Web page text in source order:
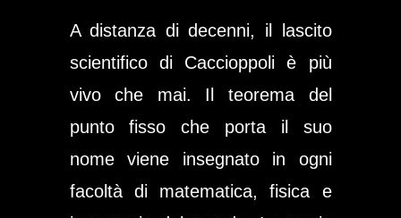
A distanza di decenni, il lascito
scientifico di Caccioppoli è più
vivo che mai. Il teorema del
punto fisso che porta il suo
nome viene insegnato in ogni
facoltà di matematica, fisica e